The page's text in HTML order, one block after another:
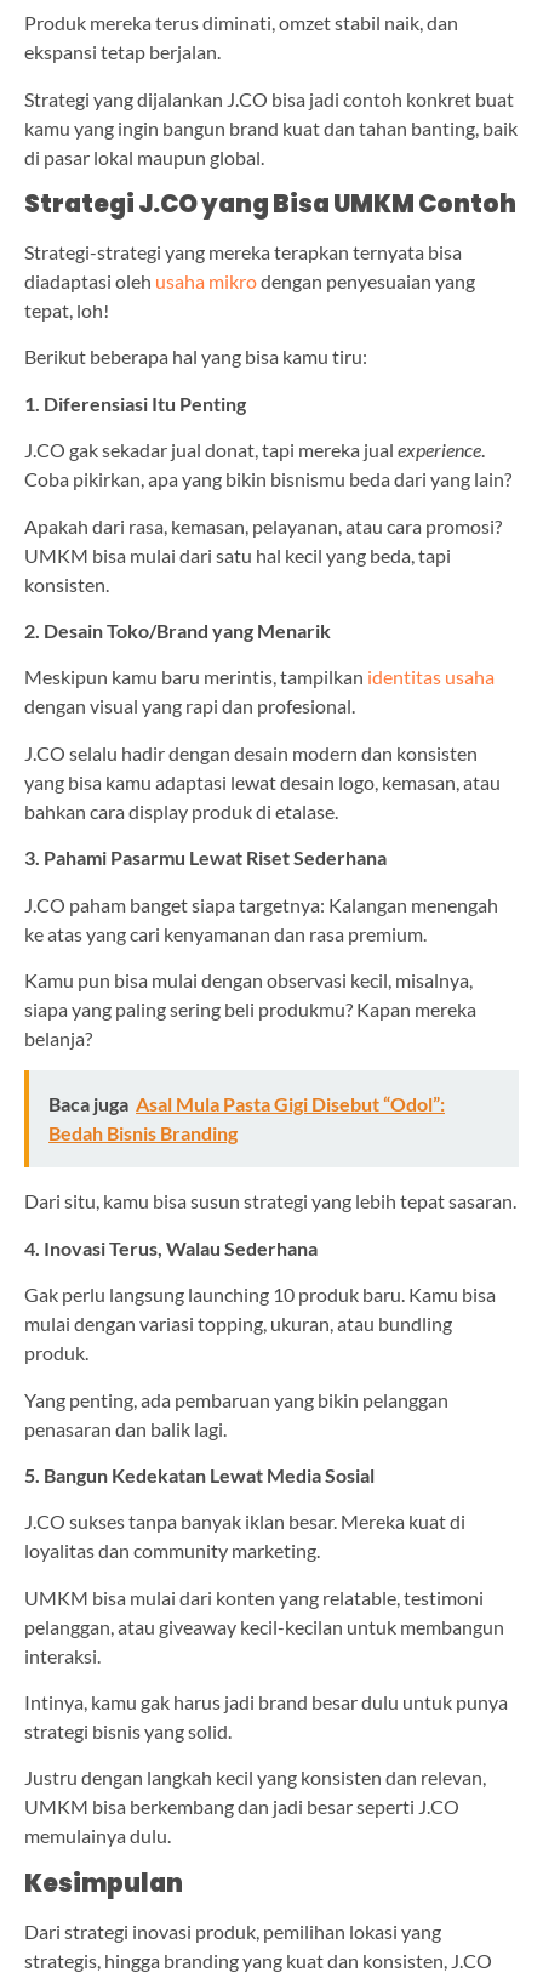
Produk mereka terus diminati, omzet stabil naik, dan
ekspansi tetap berjalan.
Strategi yang dijalankan J.CO bisa jadi contoh konkret buat
kamu yang ingin bangun brand kuat dan tahan banting, baik
di pasar lokal maupun global.
Strategi J.CO yang Bisa UMKM Contoh
Strategi-strategi yang mereka terapkan ternyata bisa
diadaptasi oleh usaha mikrodengan penyesuaian yang
tepat, loh!
Berikut beberapa hal yang bisa kamu tiru:
1. Diferensiasi Itu Penting
J.CO gak sekadar jual donat, tapi mereka jual experience.
Coba pikirkan, apa yang bikin bisnismu beda dari yang lain?
Apakah dari rasa, kemasan, pelayanan, atau cara promosi?
UMKM bisa mulai dari satu hal kecil yang beda, tapi
konsisten.
2. Desain Toko/Brand yang Menarik
Meskipun kamu baru merintis, tampilkan identitas usaha
dengan visual yang rapi dan profesional.
J.CO selalu hadir dengan desain modern dan konsisten
yang bisa kamu adaptasi lewat desain logo, kemasan, atau
bahkan cara display produk di etalase.
3. Pahami Pasarmu Lewat Riset Sederhana
J.CO paham banget siapa targetnya: Kalangan menengah
ke atas yang cari kenyamanan dan rasa premium.
Kamu pun bisa mulai dengan observasi kecil, misalnya,
siapa yang paling sering beli produkmu? Kapan mereka
belanja?
Baca juga Asal Mula Pasta Gigi Disebut “Odol”:
Bedah Bisnis Branding
Dari situ, kamu bisa susun strategi yang lebih tepat sasaran.
4. Inovasi Terus, Walau Sederhana
Gak perlu langsung launching 10 produk baru. Kamu bisa
mulai dengan variasi topping, ukuran, atau bundling
produk.
Yang penting, ada pembaruan yang bikin pelanggan
penasaran dan balik lagi.
5. Bangun Kedekatan Lewat Media Sosial
J.CO sukses tanpa banyak iklan besar. Mereka kuat di
loyalitas dan community marketing.
UMKM bisa mulai dari konten yang relatable, testimoni
pelanggan, atau giveaway kecil-kecilan untuk membangun
interaksi.
Intinya, kamu gak harus jadi brand besar dulu untuk punya
strategi bisnis yang solid.
Justru dengan langkah kecil yang konsisten dan relevan,
UMKM bisa berkembang dan jadi besar seperti J.CO
memulainya dulu.
Kesimpulan
Dari strategi inovasi produk, pemilihan lokasi yang
strategis, hingga branding yang kuat dan konsisten, J.CO